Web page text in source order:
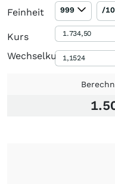
Feinheit 999 /
Kurs
Wechselkurs